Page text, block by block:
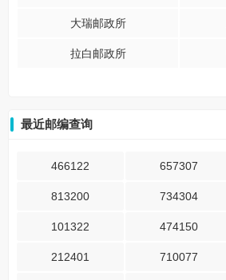
大瑞邮政所
拉白邮政所
最近邮编查询
466122 657307
813200 734304
101322 474150
212401 710077